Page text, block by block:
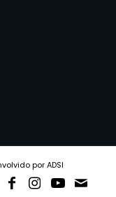
por ADSI